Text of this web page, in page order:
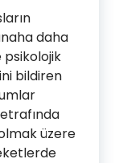
daha
bildiren
üzere